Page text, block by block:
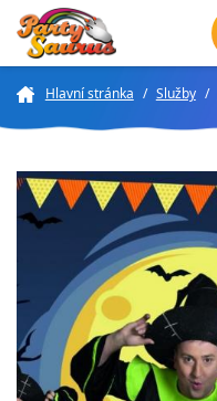
Hlavní stránka / Služby /